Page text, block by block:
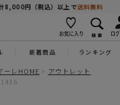
8,000円（税込）以上で送料無料
新着商品 ランキング
ーレHOME
アウトレット
商品を探す
ト #パンプス #スニーカー